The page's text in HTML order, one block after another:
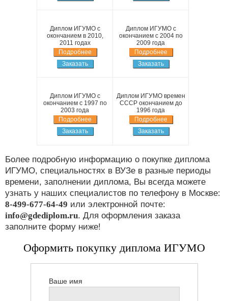
Диплом ИГУМО с
окончанием в 2010,
2011 годах
Подробнее
Заказать
Диплом ИГУМО с
окончанием с 2004 по
2009 года
Подробнее
Заказать
Диплом ИГУМО с
окончанием с 1997 по
2003 года
Подробнее
Заказать
Диплом ИГУМО времен
СССР окончанием до
1996 года
Подробнее
Заказать
Более подробную информацию о покупке диплома
ИГУМО, специальностях в ВУЗе в разные периоды
времени, заполнении диплома, Вы всегда можете
узнать у наших специалистов по телефону в Москве:
8-499-677-64-49 или электронной почте:
info@gdediplom.ru. Для оформления заказа
заполните форму ниже!
Оформить покупку диплома ИГУМО
Ваше имя